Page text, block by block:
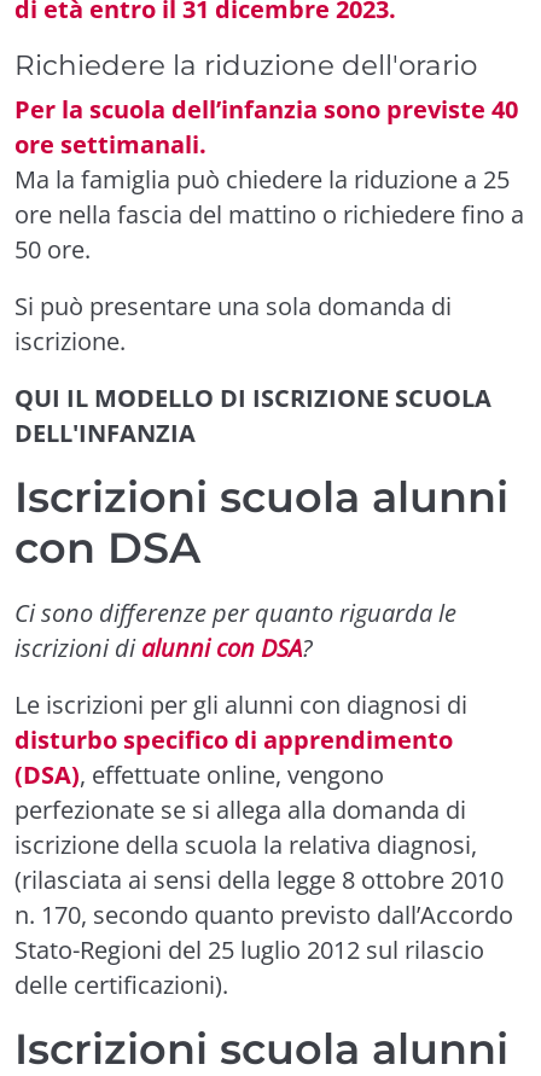
di età entro il 31 dicembre 2023.
Richiedere la riduzione dell'orario
Per la scuola dell’infanzia sono previste 40
ore settimanali.
Ma la famiglia può chiedere la riduzione a 25
ore nella fascia del mattino o richiedere fino a
50 ore.
Si può presentare una sola domanda di
iscrizione.
QUI IL MODELLO DI ISCRIZIONE SCUOLA
DELL'INFANZIA
Iscrizioni scuola alunni
con DSA
Ci sono differenze per quanto riguarda le
iscrizioni dialunni con DSA?
Le iscrizioni per gli alunni con diagnosi di
disturbo specifico di apprendimento
(DSA), effettuate online, vengono
perfezionate se si allega alla domanda di
iscrizione della scuola la relativa diagnosi,
(rilasciata ai sensi della legge 8 ottobre 2010
n. 170, secondo quanto previsto dall’Accordo
Stato-Regioni del 25 luglio 2012 sul rilascio
delle certificazioni).
Iscrizioni scuola alunni